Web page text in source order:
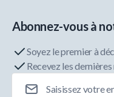
Abonnez-vous à
Soyez le premier à
Recevez les